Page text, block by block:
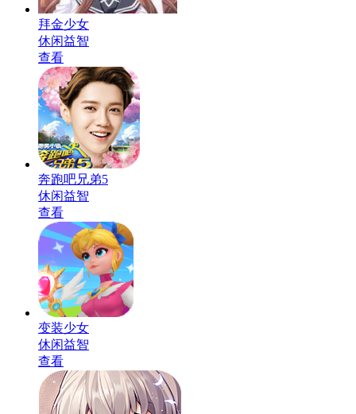
拜金少女
休闲益智
查看
奔跑吧兄弟5
休闲益智
查看
变装少女
休闲益智
查看